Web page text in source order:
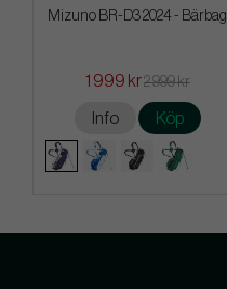
Mizuno BR-D3 2024 - Bärbag
1 999 kr2 999 kr
Info Köp